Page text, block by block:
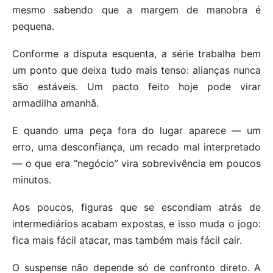
mesmo sabendo que a margem de manobra é
pequena.
Conforme a disputa esquenta, a série trabalha bem
um ponto que deixa tudo mais tenso: alianças nunca
são estáveis. Um pacto feito hoje pode virar
armadilha amanhã.
E quando uma peça fora do lugar aparece — um
erro, uma desconfiança, um recado mal interpretado
— o que era “negócio” vira sobrevivência em poucos
minutos.
Aos poucos, figuras que se escondiam atrás de
intermediários acabam expostas, e isso muda o jogo:
fica mais fácil atacar, mas também mais fácil cair.
O suspense não depende só de confronto direto. A